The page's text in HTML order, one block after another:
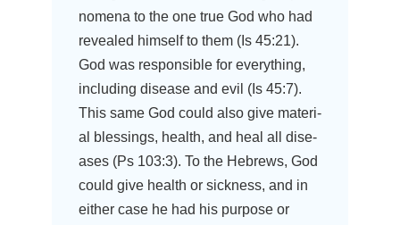
no­me­na to the one true God who had
reve­a­led hims­elf to them (Is 45:21).
God was respon­si­ble for ever­y­thing,
inclu­ding dise­a­se and evil (Is 45:7).
This same God could also give mate­ri­
al bles­sings, health, and heal all dise­
a­ses (Ps 103:3). To the Hebrews, God
could give health or sick­ness, and in
eit­her case he had his pur­po­se or